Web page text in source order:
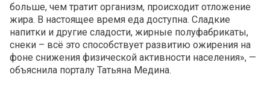
больше, чем тратит организм, происходит отложение
жира. В настоящее время еда доступна. Сладкие
напитки и другие сладости, жирные полуфабрикаты,
снеки – всё это способствует развитию ожирения на
фоне снижения физической активности населения», —
объяснила порталу Татьяна Медина.